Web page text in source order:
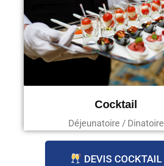
Cocktail
Déjeunatoire / Dinatoire
DEVIS COCKTAIL